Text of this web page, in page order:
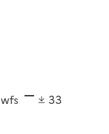
wfs
33